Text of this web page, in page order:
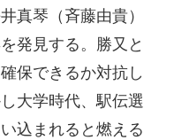
真琴（斉藤由貴）
発見する。勝又と
保できるか対抗し
大学時代、駅伝選
込まれると燃える